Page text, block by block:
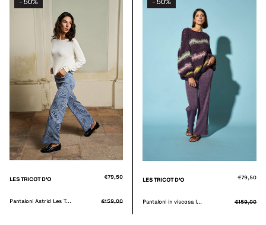
-
LES TRICOT D'O €79,50
Pantaloni Astrid Les T... €159,00
-
LES TRICOT D'O €79,50
Pantaloni in viscosa l... €159,00